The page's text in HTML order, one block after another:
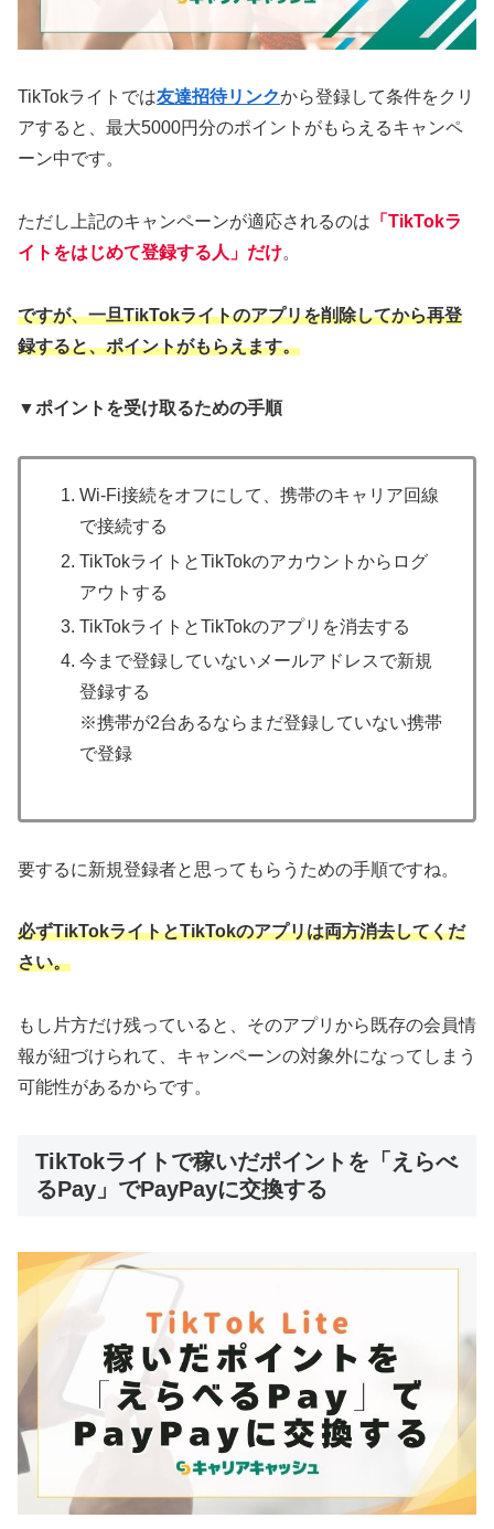
TikTokライトでは友達招待リンクから登録して条件をクリ
アすると、最大5000円分のポイントがもらえるキャンペ
ーン中です。
ただし上記のキャンペーンが適応されるのは 「TikTokラ
イトをはじめて登録する人」だけ。
ですが、一旦TikTokライトのアプリを削除してから再登
録すると、ポイントがもらえます。
▼ポイントを受け取るための手順
Wi-Fi接続をオフにして、携帯のキャリア回線
で接続する
TikTokライトとTikTokのアカウントからログ
アウトする
TikTokライトとTikTokのアプリを消去する
今まで登録していないメールアドレスで新規
登録する
※携帯が2台あるならまだ登録していない携帯
で登録
要するに新規登録者と思ってもらうための手順ですね。
必ずTikTokライトとTikTokのアプリは両方消去してくだ
さい。
もし片方だけ残っていると、そのアプリから既存の会員情
報が紐づけられて、キャンペーンの対象外になってしまう
可能性があるからです。
TikTokライトで稼いだポイントを「えらべ
るPay」でPayPayに交換する